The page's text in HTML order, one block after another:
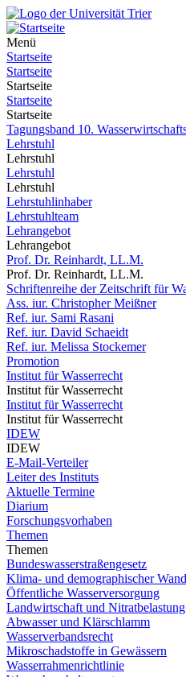
Menü
Startseite
Startseite
Startseite
Startseite
Startseite
Tagungsband 10.
Lehrstuhl
Lehrstuhl
Lehrstuhl
Lehrstuhl
Lehrstuhlinhaber
Lehrstuhlteam
Lehrangebot
Lehrangebot
Prof. Dr. Reinhardt, LL.M.
Prof. Dr. Reinhardt, LL.M.
Schriftenreihe der Zeitschrift für
Ass. iur. Christopher Meißner
Ref. iur. Sami Rasani
Ref. iur. David Schaeidt
Ref. iur. Melissa Stockemer
Promotion
Institut für Wasserrecht
Institut für Wasserrecht
Institut für Wasserrecht
Institut für Wasserrecht
IDEW
IDEW
E-Mail-Verteiler
Leiter des Instituts
Aktuelle Termine
Diarium
Forschungsvorhaben
Themen
Themen
Bundeswasserstraßengesetz
Klima- und demographischer
Öffentliche Wasserversorgung
Landwirtschaft und Nitratbelastung
Abwasser und Klärschlamm
Wasserverbandsrecht
Mikroschadstoffe in Gewässern
Wasserrahmenrichtlinie